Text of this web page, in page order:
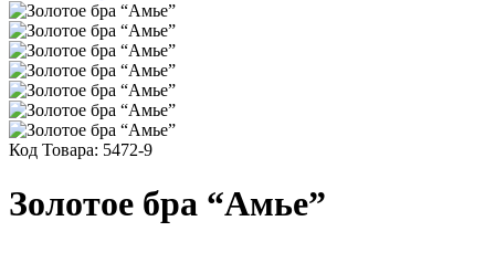
Код Товара: 5472-9
Золотое бра “Амье”